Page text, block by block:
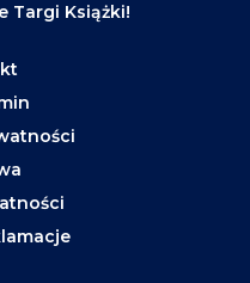
Targi Książki!